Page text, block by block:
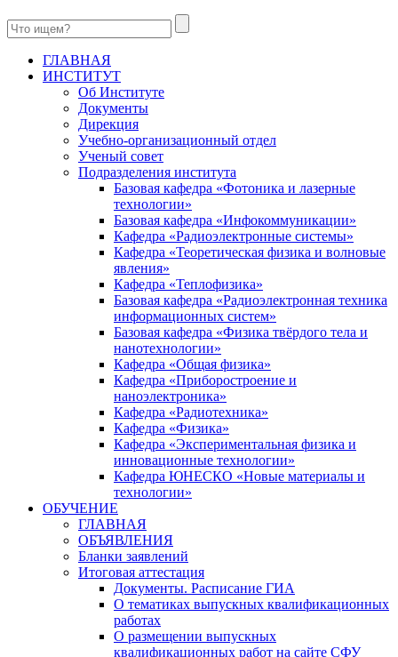
ГЛАВНАЯ
ИНСТИТУТ
Об Институте
Документы
Дирекция
Учебно-организационный отдел
Ученый совет
Подразделения института
Базовая кафедра «Фотоника и лазерные
технологии»
Базовая кафедра «Инфокоммуникации»
Кафедра «Радиоэлектронные системы»
Кафедра «Теоретическая физика и волновые
явления»
Кафедра «Теплофизика»
Базовая кафедра «Радиоэлектронная техника
информационных систем»
Базовая кафедра «Физика твёрдого тела и
нанотехнологии»
Кафедра «Общая физика»
Кафедра «Приборостроение и
наноэлектроника»
Кафедра «Радиотехника»
Кафедра «Физика»
Кафедра «Экспериментальная физика и
инновационные технологии»
Кафедра ЮНЕСКО «Новые материалы и
технологии»
ОБУЧЕНИЕ
ГЛАВНАЯ
ОБЪЯВЛЕНИЯ
Бланки заявлений
Итоговая аттестация
Документы. Расписание ГИА
О тематиках выпускных квалификационных
работах
О размещении выпускных
квалификационных работ на сайте СФУ